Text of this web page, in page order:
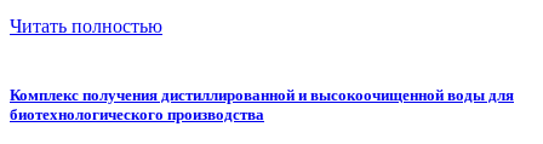
Читать полностью
Комплекс получения дистиллированной и высокоочищенной воды для
биотехнологического производства